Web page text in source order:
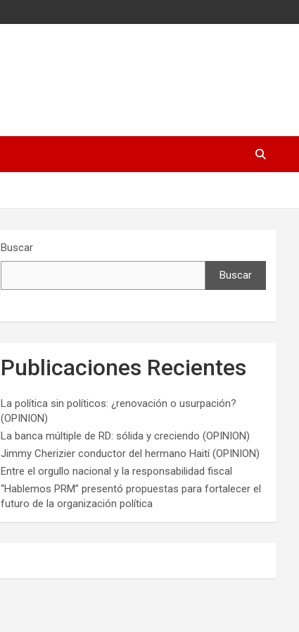
Buscar
Buscar
Publicaciones Recientes
La política sin políticos: ¿renovación o usurpación?
(OPINION)
La banca múltiple de RD: sólida y creciendo (OPINION)
Jimmy Cherizier conductor del hermano Haití (OPINION)
Entre el orgullo nacional y la responsabilidad fiscal
“Hablemos PRM” presentó propuestas para fortalecer el
futuro de la organización política